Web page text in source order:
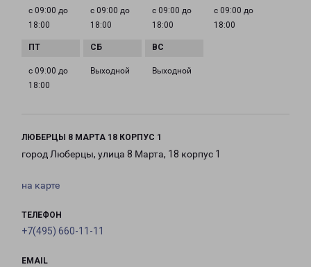
с 09:00 до
18:00
с 09:00 до
18:00
с 09:00 до
18:00
с 09:00 до
18:00
с 09:00 до
18:00
Выходной Выходной
ЛЮБЕРЦЫ 8 МАРТА 18 КОРПУС 1
город Люберцы, улица 8 Марта, 18 корпус 1
на карте
ТЕЛЕФОН
+7(495) 660-11-11
EMAIL